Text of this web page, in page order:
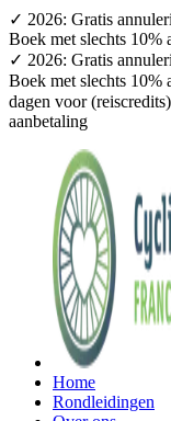
✓ 2026: Gratis
Boek met slechts 10%
✓ 2026: Gratis
Boek met slechts 10%
dagen voor
aanbetaling
Home
Rondleidingen